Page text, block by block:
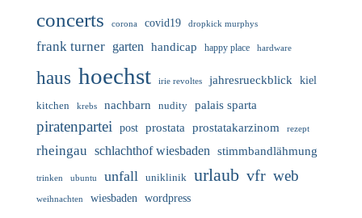
concerts
corona covid19 dropkick murphys
frank turner garten handicap happy place hardware
haus hoechst irie revoltes jahresrueckblick kiel
kitchen krebs nachbarn nudity palais sparta
piratenpartei post prostata prostatakarzinom rezept
rheingau schlachthof wiesbaden stimmbandlähmung
trinken ubuntu unfall uniklinik urlaub vfr web
weihnachten wiesbaden wordpress